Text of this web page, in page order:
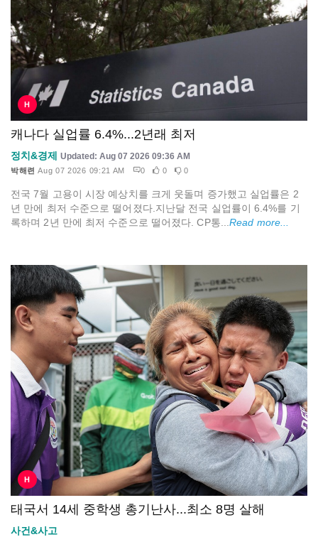
H
캐나다 실업률 6.4%...2년래 최저
정치&경제 Updated: Aug 07 2026 09:36 AM
박해련 Aug 07 2026 09:21 AM 0 0 0
전국 7월 고용이 시장 예상치를 크게 웃돌며 증가했고 실업률은 2
년 만에 최저 수준으로 떨어졌다.지난달 전국 실업률이 6.4%를 기
록하며 2년 만에 최저 수준으로 떨어졌다. CP통...Read more...
H
태국서 14세 중학생 총기난사...최소 8명 살해
사건&사고